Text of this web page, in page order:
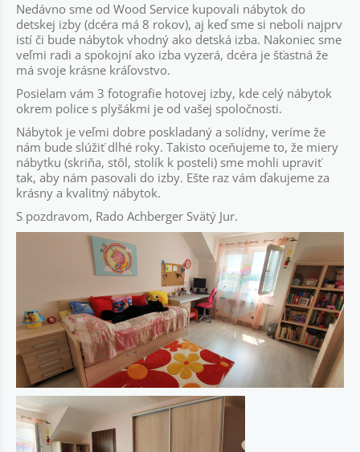
Nedávno sme od Wood Service kupovali nábytok do
detskej izby (dcéra má 8 rokov), aj keď sme si neboli najprv
istí či bude nábytok vhodný ako detská izba. Nakoniec sme
veľmi radi a spokojní ako izba vyzerá, dcéra je šťastná že
má svoje krásne kráľovstvo.
Posielam vám 3 fotografie hotovej izby, kde celý nábytok
okrem police s plyšákmi je od vašej spoločnosti.
Nábytok je veľmi dobre poskladaný a solídny, veríme že
nám bude slúžiť dlhé roky. Takisto oceňujeme to, že miery
nábytku (skriňa, stôl, stolík k posteli) sme mohli upraviť
tak, aby nám pasovali do izby. Ešte raz vám ďakujeme za
krásny a kvalitný nábytok.
S pozdravom, Rado Achberger Svätý Jur.